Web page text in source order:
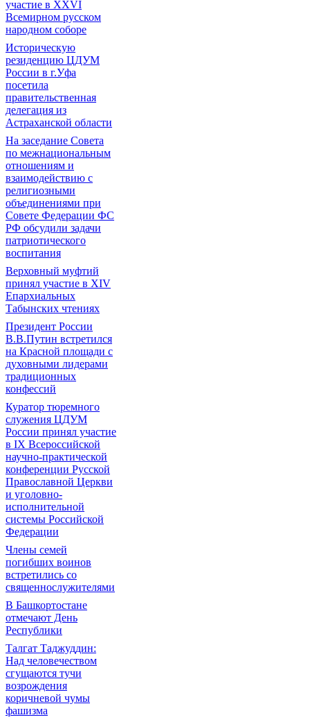
участие в XXVI
Всемирном русском
народном соборе
Историческую
резиденцию ЦДУМ
России в г.Уфа
посетила
правительственная
делегация из
Астраханской области
На заседание Совета
по межнациональным
отношениям и
взаимодействию с
религиозными
объединениями при
Совете Федерации ФС
РФ обсудили задачи
патриотического
воспитания
Верховный муфтий
принял участие в ХIV
Епархиальных
Табынских чтениях
Президент России
В.В.Путин встретился
на Красной площади с
духовными лидерами
традиционных
конфессий
Куратор тюремного
служения ЦДУМ
России принял участие
в IX Всероссийской
научно-практической
конференции Русской
Православной Церкви
и уголовно-
исполнительной
системы Российской
Федерации
Члены семей
погибших воинов
встретились со
священнослужителями
В Башкортостане
отмечают День
Республики
Талгат Таджуддин:
Над человечеством
сгущаются тучи
возрождения
коричневой чумы
фашизма